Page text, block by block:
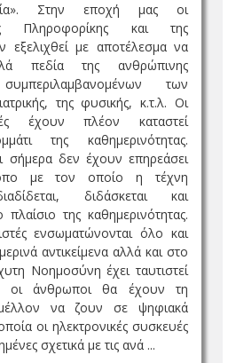
Στην εποχή μας οι
Πληροφορίκης και της
εξελιχθεί με αποτέλεσμα να
πεδία της ανθρώπινης
συμπεριλαμβανομένων των
της φυσικής, κ.τ.λ. Οι
έχουν πλέον καταστεί
της καθημερινότητας.
σήμερα δεν έχουν επηρεάσει
με τον οποίο η τέχνη
διδάσκεται και
της καθημερινότητας.
ενσωματώνονται όλο και
αντικείμενα αλλά και στο
Νοημοσύνη έχει ταυτιστεί
οι άνθρωποι θα έχουν τη
να ζουν σε ψηφιακά
οι ηλεκτρονικές συσκευές
σχετικά με τις ανά ...